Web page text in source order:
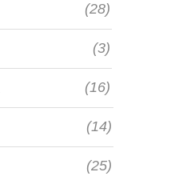
(28)
(3)
(16)
(14)
(25)